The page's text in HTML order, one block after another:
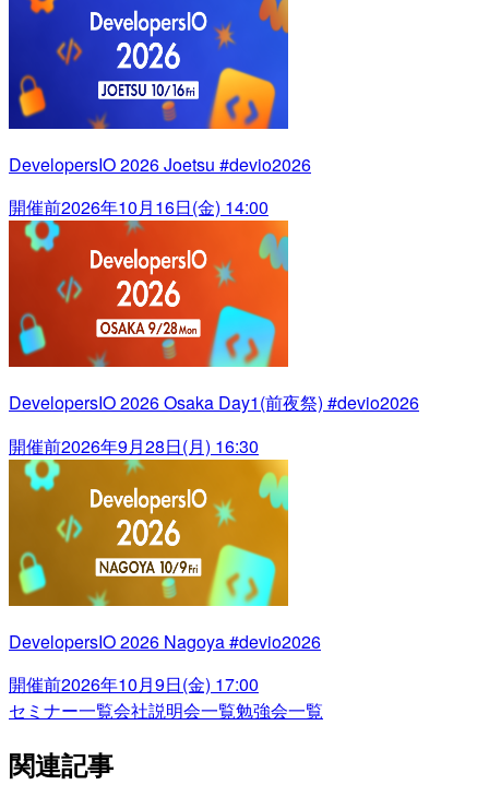
DevelopersIO 2026 Joetsu #devio2026
開催前2026年10月16日(金) 14:00
DevelopersIO 2026 Osaka Day1(前夜祭) #devio2026
開催前2026年9月28日(月) 16:30
DevelopersIO 2026 Nagoya #devio2026
開催前2026年10月9日(金) 17:00
セミナー一覧会社説明会一覧勉強会一覧
関連記事